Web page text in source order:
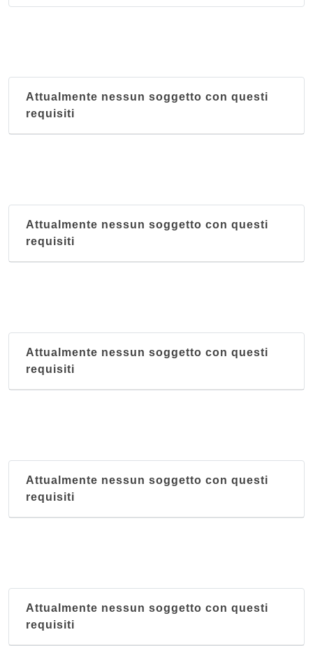
Attualmente nessun soggetto con questi
requisiti
Attualmente nessun soggetto con questi
requisiti
Attualmente nessun soggetto con questi
requisiti
Attualmente nessun soggetto con questi
requisiti
Attualmente nessun soggetto con questi
requisiti